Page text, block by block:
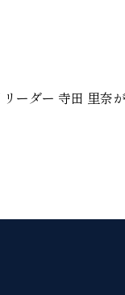
ーダー 寺田 里奈